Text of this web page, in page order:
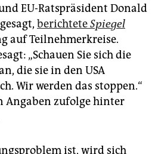
EU-Ratspräsident Donald
berichteteSpiegel
auf Teilnehmerkreise.
„Schauen Sie sich die
die sie in den USA
Wir werden das stoppen.“
Angaben zufolge hinter
ist, wird sich